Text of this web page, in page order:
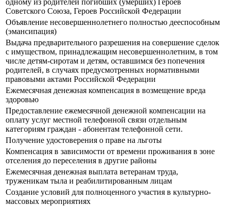
одному из родителей погибших (умерших) Героев
Советского Союза, Героев Российской Федерации
Объявление несовершеннолетнего полностью дееспособным
(эмансипация)
Выдача предварительного разрешения на совершение сделок
с имуществом, принадлежащим несовершеннолетним, в том
числе детям-сиротам и детям, оставшимся без попечения
родителей, в случаях предусмотренных нормативными
правовыми актами Российской Федерации
Ежемесячная денежная компенсация в возмещение вреда
здоровью
Предоставление ежемесячной денежной компенсации на
оплату услуг местной телефонной связи отдельным
категориям граждан - абонентам телефонной сети.
Получение удостоверения о праве на льготы
Компенсация в зависимости от времени проживания в зоне
отселения до переселения в другие районы
Ежемесячная денежная выплата ветеранам труда,
труженикам тыла и реабилитированным лицам
Создание условий для полноценного участия в культурно-
массовых мероприятиях